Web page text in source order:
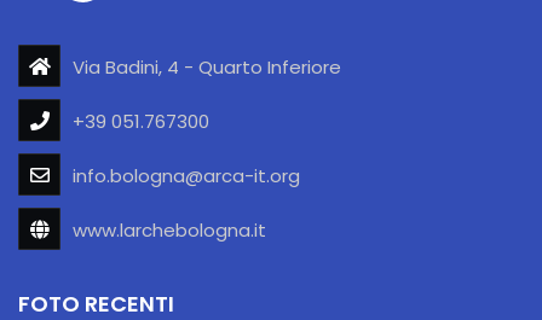
Via Badini, 4 - Quarto Inferiore
+39 051.767300
info.bologna@arca-it.org
www.larchebologna.it
FOTO RECENTI